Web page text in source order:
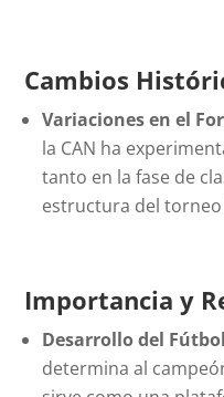
Cambios
Variaciones en el
la CAN ha
tanto en la fase de
estructura del torneo
Importancia y
Desarrollo del
determina al